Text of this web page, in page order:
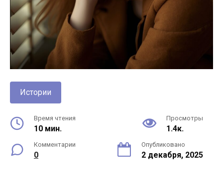
Истории
Время чтения
10 мин.
Просмотры
1.4к.
Комментарии
0
Опубликовано
2 декабря, 2025